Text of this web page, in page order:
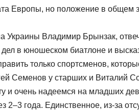
Европы, но положение в общем
Украины Владимир Брынзак,
в юношеском биатлоне и
только спортсменов,
Семенов у старших и Виталий
и очень надеемся на младших
года. Единственное, из-за